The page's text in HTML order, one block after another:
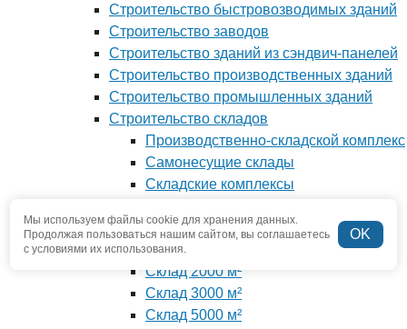
Мы используем файлы cookie для хранения данных.
Продолжая пользоваться нашим сайтом, вы соглашаетесь
с условиями их использования.
OK
Строительство быстровозводимых зданий
Строительство заводов
Строительство зданий из сэндвич-панелей
Строительство производственных зданий
Строительство промышленных зданий
Строительство складов
Производственно-складской комплекс
Самонесущие склады
Складские комплексы
Склад класса С
Склад 1500 м²
Склад 2000 м²
Склад 3000 м²
Склад 5000 м²